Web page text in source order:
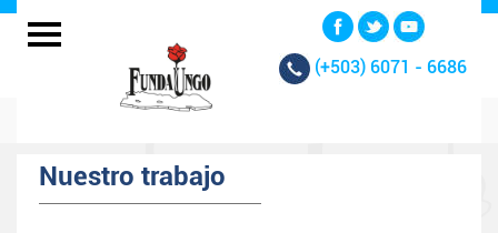
(+503) 6071 - 6686
Nuestro trabajo